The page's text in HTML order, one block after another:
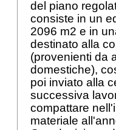
del piano
consiste in un
2096 m2 e in
destinato alla
(provenienti da
domestiche),
poi inviato alla
successiva
compattare
materiale